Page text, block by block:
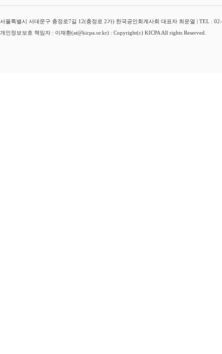
서울특별시 서대문구 충정로7길 12(충정로 2가) 한국공인회계사회 대표자 최운열 | TEL :
개인정보보호 책임자 : 이재환(at@kicpa.or.kr) : Copyright(c) KICPA All rights Reserved.